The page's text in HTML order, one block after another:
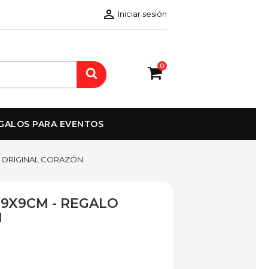
 Iniciar sesión
0
PARA EVENTOS
CORAZÓN
- REGALO